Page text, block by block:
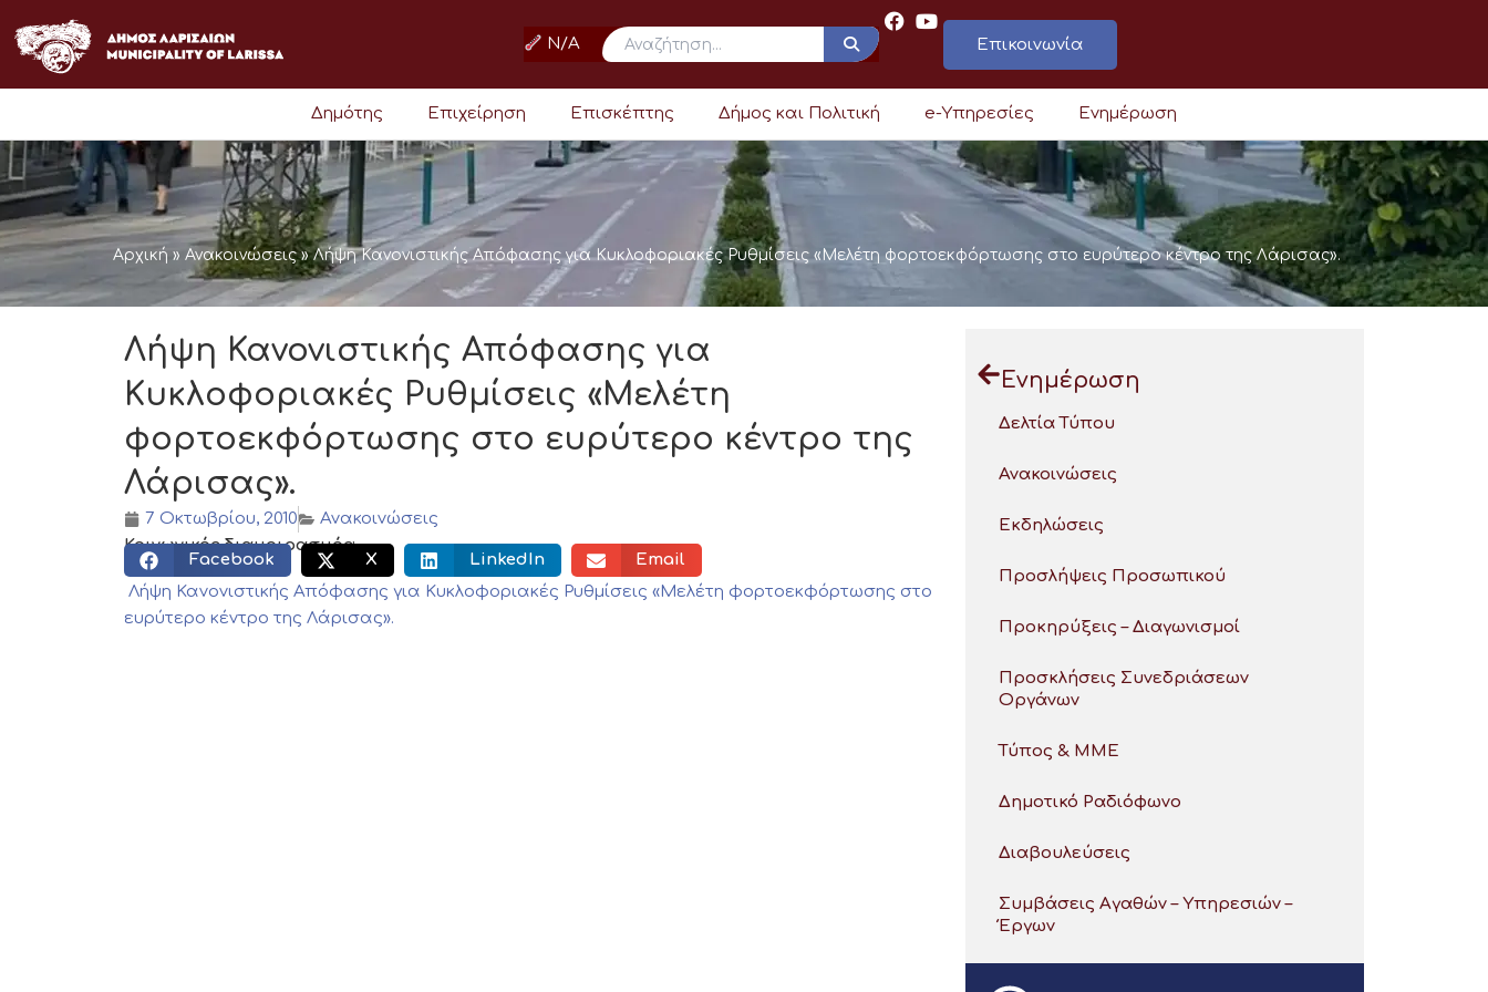
στο
περιεχόμενο
N/A Επικοινωνία
Δημότης Επιχείρηση Επισκέπτης Δήμος και Πολιτική e-Υπηρεσίες Ενημέρωση
Αρχική » Ανακοινώσεις»Λήψη Κανονιστικής Απόφασης για Κυκλοφοριακές Ρυθμίσεις «Μελέτη φορτοεκφόρτωσης στο ευρύτερο κέντρο της Λάρισας».
Λήψη Κανονιστικής Απόφασης για
Κυκλοφοριακές Ρυθμίσεις «Μελέτη
φορτοεκφόρτωσης στο ευρύτερο κέντρο της
Λάρισας».
7 Οκτωβρίου, 2010
Ανακοινώσεις
Κοινωνικός διαμοιρασμός:
Facebook X LinkedIn
Email
Λήψη Κανονιστικής Απόφασης για Κυκλοφοριακές Ρυθμίσεις «Μελέτη φορτοεκφόρτωσης στο
ευρύτερο κέντρο της Λάρισας».
Ενημέρωση
Δελτία Τύπου
Ανακοινώσεις
Εκδηλώσεις
Προσλήψεις Προσωπικού
Προκηρύξεις – Διαγωνισμοί
Προσκλήσεις Συνεδριάσεων
Οργάνων
Τύπος & ΜΜΕ
Δημοτικό Ραδιόφωνο
Διαβουλεύσεις
Συμβάσεις Αγαθών – Υπηρεσιών –
Έργων